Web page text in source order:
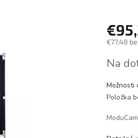
€77,48
cena:
Na
Možnosti
Položka